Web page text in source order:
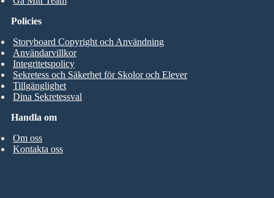
Handla om
Om oss
Kontakta oss
Policies
Storyboard Copyright och Användning
Användarvillkor
Integritetspolicy
Sekretess och Säkerhet för Skolor och Elever
Tillgänglighet
Dina Sekretessval